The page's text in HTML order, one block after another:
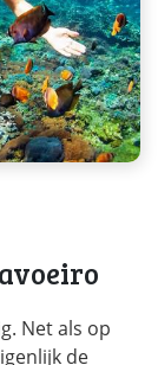
Net als op
de